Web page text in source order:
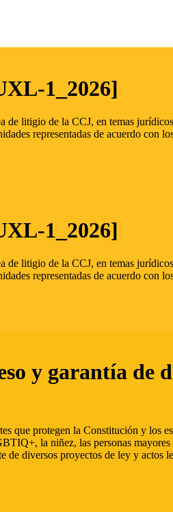
1_2026]
de litigio de la CCJ, en temas
representadas de acuerdo con
1_2026]
de litigio de la CCJ, en temas
representadas de acuerdo con
y garantía de
que protegen la Constitución y los
la niñez, las personas
diversos proyectos de ley y